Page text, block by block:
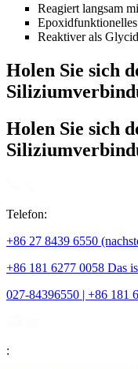
Reagiert langsam
Reaktiver als
Holen Sie sich
Holen Sie sich
Telefon:
+86 27 8439 6550
+86 181 6277 0058 Das
027-84396550 | +86 181
: